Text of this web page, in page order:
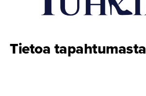
Tietoa tapahtumasta